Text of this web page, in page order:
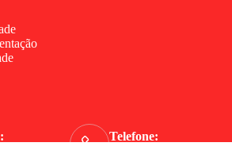
Telefone: